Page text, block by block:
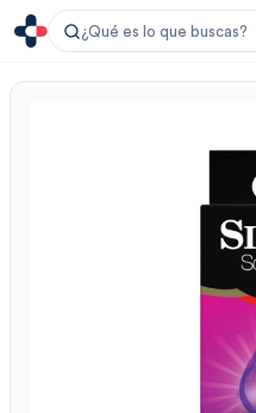
¿Qué es lo que buscas?